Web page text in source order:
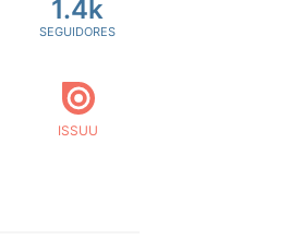
1.4k
SEGUIDORES